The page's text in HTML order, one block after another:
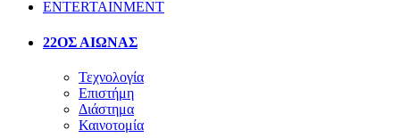
ENTERTAINMENT
22ΟΣ ΑΙΩΝΑΣ
Τεχνολογία
Επιστήμη
Διάστημα
Καινοτομία